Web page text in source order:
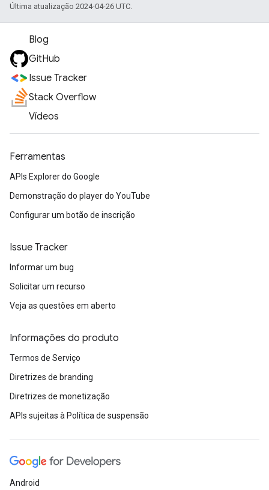
Última atualização 2024-04-26 UTC.
Blog
GitHub
Issue Tracker
Stack Overflow
Vídeos
Ferramentas
APIs Explorer do Google
Demonstração do player do YouTube
Configurar um botão de inscrição
Issue Tracker
Informar um bug
Solicitar um recurso
Veja as questões em aberto
Informações do produto
Termos de Serviço
Diretrizes de branding
Diretrizes de monetização
APIs sujeitas à Política de suspensão
Android